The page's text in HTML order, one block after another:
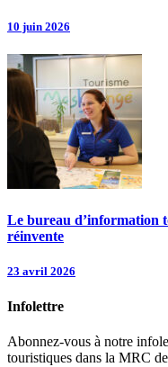
10 juin 2026
Le bureau d’information
réinvente
23 avril 2026
Infolettre
Abonnez-vous à notre
touristiques dans la MRC